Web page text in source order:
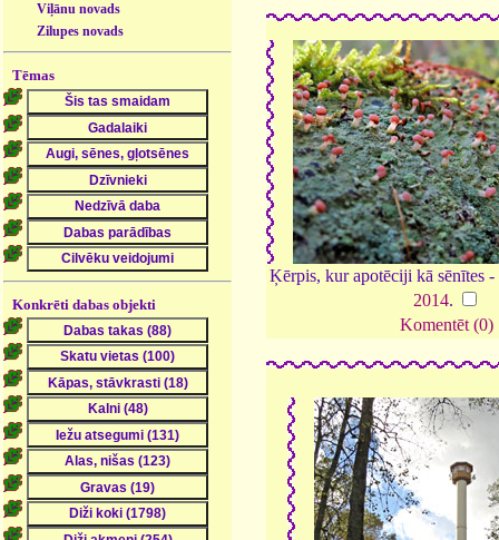
Viļānu novads
Zilupes novads
Tēmas
Konkrēti dabas objekti
Ķērpis, kur apotēciji kā sēnītes -
2014.
Komentēt (0)